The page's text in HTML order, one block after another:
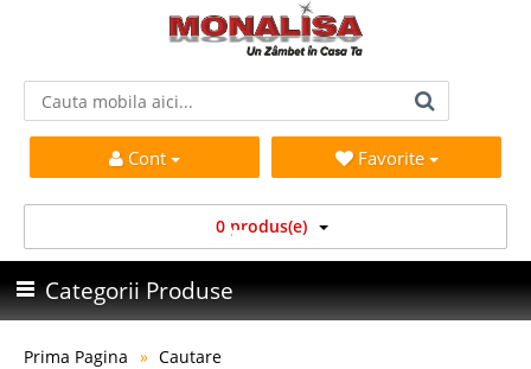
Cont Favorite
0 produs(e)
Categorii Produse
Prima Pagina Cautare